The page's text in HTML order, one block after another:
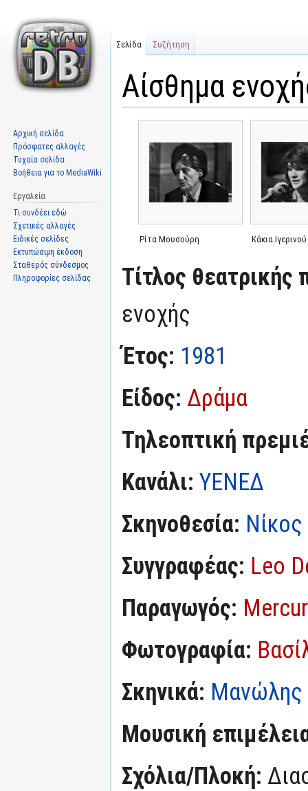
Αίσθημα
Ρίτα Μουσούρη Κάκια Ιγερινού
Τίτλος θεατρικής
ενοχής
Έτος: 1981
Είδος: Δράμα
Τηλεοπτική
Κανάλι: ΥΕΝΕΔ
Σκηνοθεσία:
Συγγραφέας: Leo
Παραγωγός:
Φωτογραφία:
Σκηνικά: Μανώλης
Μουσική
Σχόλια/Πλοκή:
Σελίδα Συζήτηση
Αρχική σελίδα
Πρόσφατες αλλαγές
Τυχαία σελίδα
Βοήθεια για το MediaWiki
Εργαλεία
Τι συνδέει εδώ
Σχετικές αλλαγές
Ειδικές σελίδες
Εκτυπώσιμη έκδοση
Σταθερός σύνδεσμος
Πληροφορίες σελίδας